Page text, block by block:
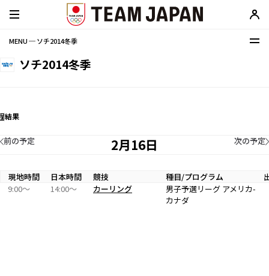
MENU ─ ソチ2014冬季
ソチ2014冬季
結果
2月16日
前の予定 次の予定
現地時間 日本時間 競技 種目/プログラム
9:00〜
14:00〜 カーリング
男子予選リーグ アメリカ-
カナダ